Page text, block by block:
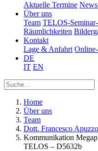
Aktuelle Termine
Über uns
Team TELOS-
Räumlichkeiten
Kontakt
Lage & Anfahrt
DE
IT EN
Home
Über uns
Team
Dott. Francesco Apuzzo
Kommunikation
TELOS – D5632b